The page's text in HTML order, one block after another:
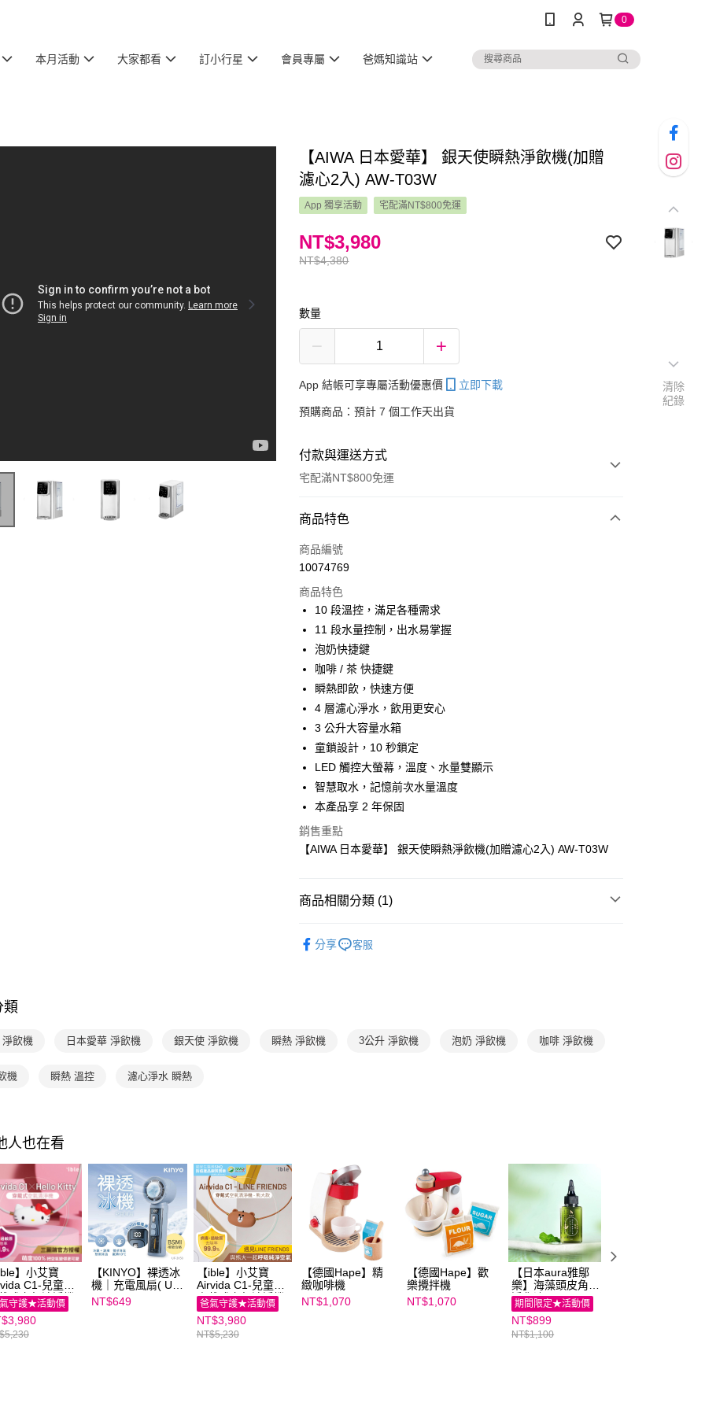
0
本月活動 大家都看 訂小行星 會員專屬 爸媽知識站
【AIWA 日本愛華】 銀天使瞬熱淨飲機(加贈
濾心2入) AW-T03W
App 獨享活動 宅配滿NT$800免運
NT$4,380
NT$3,980
數量
App 結帳可享專屬活動優惠價 立即下載
預購商品：預計 7 個工作天出貨
付款與運送方式
宅配滿NT$800免運
付款方式
信用卡一次付款
Apple Pay
大哥付你分期
相關說明
【大哥付你分期使用說明】
1.本服務由台灣大哥大提供，台灣大哥大用戶可立即使用無須另外申請。
2.付款方式選擇「大哥付你分期」，訂單成立後會自動跳轉到大哥付的交易
流程，驗證手機門號後，選擇欲分期的期數、繳款截止日，確認付款後即
完成交易。
4.訂單成立30分鐘內，如未前往確認交易或遇審核未通過，訂單將自動取
消。如遇「轉專審核」未通過狀況，表示未達大哥付你分期系統評分，恕
無法說明評估內容。
【繳款方式說明】
1.分期款項不併入電信帳單，「大哥付你分期」於每月結算日後寄送繳費提
醒簡訊。
2.透過簡訊連結打開帳單後，可選擇「超商條碼／台灣大直營門市／銀行轉
帳／街口支付／iPASS MONEY」等通路繳費。
1.本服務係由「台灣大哥大股份有限公司」（以下簡稱本公司）所提供，讓
用戶於交易時，得透過本服務購買商品或服務，並由商店將買賣／分期付
2.基於同意付款使用「大哥付你分期」之契約關係目的，商店將以您的個人
資料（包含姓名、電話或地址）提供予台灣大哥大進項蒐集、處理及利
【關於「AFTEE先享後付」】
AFTEE先享後付是「在收到商品之後才付款」的支付方式。 讓您購物簡單
便利好安心！
１．簡單：不需註冊會員、不需綁卡、不需儲值。
２．便利：只要手機號碼，簡訊認證，即可結帳。
３．安心：先確認商品／服務後，再付款。
【「AFTEE先享後付」結帳流程】
１．於結帳方式選擇「AFTEE先享後付」後，將跳轉至「AFTEE先享後
付」結帳頁面，進行簡訊認證並確認金額後，即可完成結帳。
２．訂單成立數日內，您將收到繳費通知簡訊。
※ 請注意：結帳手續完成當下不需立刻繳費，但若您需要取消訂單，請聯
※ 交易是否成功請以「AFTEE先享後付 」之結帳頁面顯示為準，若有關於
是否繳費成功／繳費後需取消欲退款等相關疑問，請聯繫「AFTEE先享後
求債權轉讓予恩沛科技股份有限公司。
５．嚴禁一人註冊多個帳號或使用他人資訊註冊。若發現惡意使用之情
形，恩沛科技股份有限公司將有權停止該用戶之使用額度並採取法律行
ATM付款
運送方式
國內宅配/郵寄 (不適用離島、海外及郵局i郵箱)
每筆NT$70，滿NT$800(含以上)免運費
離島宅配（澎湖、金門、馬祖、小琉球；不適用於郵局i郵箱）
商品特色
商品編號
10074769
商品特色
10 段溫控，滿足各種需求
11 段水量控制，出水易掌握
泡奶快捷鍵
咖啡 / 茶 快捷鍵
瞬熱即飲，快速方便
4 層濾心淨水，飲用更安心
3 公升大容量水箱
童鎖設計，10 秒鎖定
LED 觸控大螢幕，溫度、水量雙顯示
智慧取水，記憶前次水量溫度
本產品享 2 年保固
銷售重點
【AIWA 日本愛華】 銀天使瞬熱淨飲機(加贈濾心2入) AW-T03W
商品相關分類 (1)
分享
客服
類
淨飲機 日本愛華 淨飲機 銀天使 淨飲機 瞬熱 淨飲機 3公升 淨飲機 泡奶 淨飲機 咖啡 淨飲機
機 瞬熱 溫控 濾心淨水 瞬熱
人也在看
ible】小艾寶
C1-兒童款
式空氣清淨機
Kitty聯名
經典款 /
款)
守護★活動價
【KINYO】裸透冰
機｜充電風扇( UF-
3150BU )
NT$649
【ible】小艾寶
Airvida C1-兒童款
穿戴式空氣清淨機
｜LINE FRIENDS
(熊大款45cm)
爸氣守護★活動價
NT$3,980
NT$5,230
【德國Hape】精
緻咖啡機
NT$1,070
【德國Hape】歡
樂攪拌機
NT$1,070
【日本aura雅鄔
樂】海藻頭皮角質
淨化液(65ml) 二入
組
期間限定★活動價
NT$899
NT$1,100
清除
紀錄